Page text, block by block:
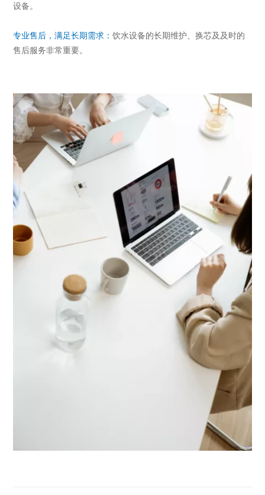
设备。
专业售后，满足长期需求：饮水设备的长期维护、换芯及及时的
售后服务非常重要。